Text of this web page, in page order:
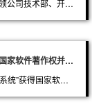
近日，我公司董事长蒋能文先生带领公司技术部、开发部、客服部有关人员，一行十多人，对湖南、湖北、江西、安徽、广东、广西、四川等省市自治区的在建和拟建项目进行了考察。
创华“实验室智能监控管理系统 ”获得国家软件著作权并通过权威部门检测
近日，我公司的“实验室智能监控管理系统”获得国家软件著作权证书，并随后通过了长沙软件园的软件检测。